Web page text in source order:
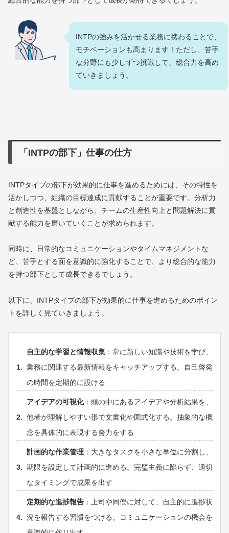
INTPの強みを活かせる業務に携わることで、
モチベーションも高まります！ただし、苦手
な分野にも少しずつ挑戦して、総合力を高め
ていきましょう。
「INTPの部下」仕事の仕方
INTPタイプの部下が効果的に仕事を進めるためには、その特性を
活かしつつ、組織の目標達成に貢献することが重要です。分析力
と創造性を基盤としながら、チームの生産性向上と問題解決に貢
献する能力を磨いていくことが求められます。
同時に、日常的なコミュニケーションやタイムマネジメントな
ど、苦手とする面を意識的に強化することで、より総合的な能力
を持つ部下として成長できるでしょう。
以下に、INTPタイプの部下が効果的に仕事を進めるためのポイン
トを詳しく見ていきましょう。
自主的な学習と情報収集 ：常に新しい知識や技術を学び、
業務に関連する最新情報をキャッチアップする。自己啓発
の時間を定期的に設ける
アイデアの可視化：頭の中にあるアイデアや分析結果を、
他者が理解しやすい形で文書化や図式化する。抽象的な概
念を具体的に表現する努力をする
計画的な作業管理 ：大きなタスクを小さな単位に分割し、
期限を設定して計画的に進める。完璧主義に陥らず、適切
なタイミングで成果を出す
定期的な進捗報告 ：上司や同僚に対して、自主的に進捗状
況を報告する習慣をつける。コミュニケーションの機会を